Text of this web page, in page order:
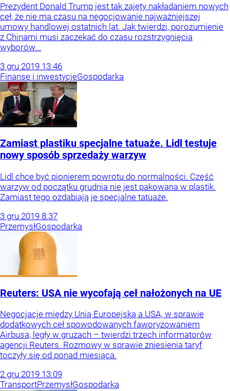
Prezydent Donald Trump jest tak zajęty nakładaniem nowych
ceł, że nie ma czasu na negocjowanie najważniejszej
umowy handlowej ostatnich lat. Jak twierdzi, porozumienie
z Chinami musi zaczekać do czasu rozstrzygnięcia
wyborów...
3 gru 2019 13:46
Finanse i inwestycjeGospodarka
Zamiast plastiku specjalne tatuaże. Lidl testuje
nowy sposób sprzedaży warzyw
Lidl chce być pionierem powrotu do normalności. Część
warzyw od początku grudnia nie jest pakowana w plastik.
Zamiast tego ozdabiają je specjalne tatuaże.
3 gru 2019 8:37
PrzemysłGospodarka
Reuters: USA nie wycofają ceł nałożonych na UE
Negocjacje między Unią Europejską a USA, w sprawie
dodatkowych ceł spowodowanych faworyzowaniem
Airbusa, legły w gruzach – twierdzi trzech informatorów
agencji Reuters. Rozmowy w sprawie zniesienia taryf
toczyły się od ponad miesiąca.
2 gru 2019 13:09
TransportPrzemysłGospodarka